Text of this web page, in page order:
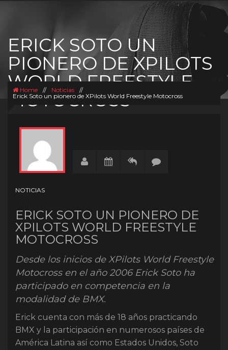
ERICK SOTO UN
PIONERO DE XPILOTS
WORLD FREESTYLE
MOTOCROSS
Home // Noticias
//
Erick Soto un pionero de XPilots World Freestyle Motocross
NOTICIAS
ERICK SOTO UN PIONERO DE
XPILOTS WORLD FREESTYLE
MOTOCROSS
Desde los inicios de XPilots World Freestyle
Motocross en el año 2006 Erick Soto ha
participado en competencia en la
modalidad de BMX.
Erick cuenta con más de 18 años practicando
BMX y la participación en numerosos países de
América Latina así como Estados Unidos, Soto